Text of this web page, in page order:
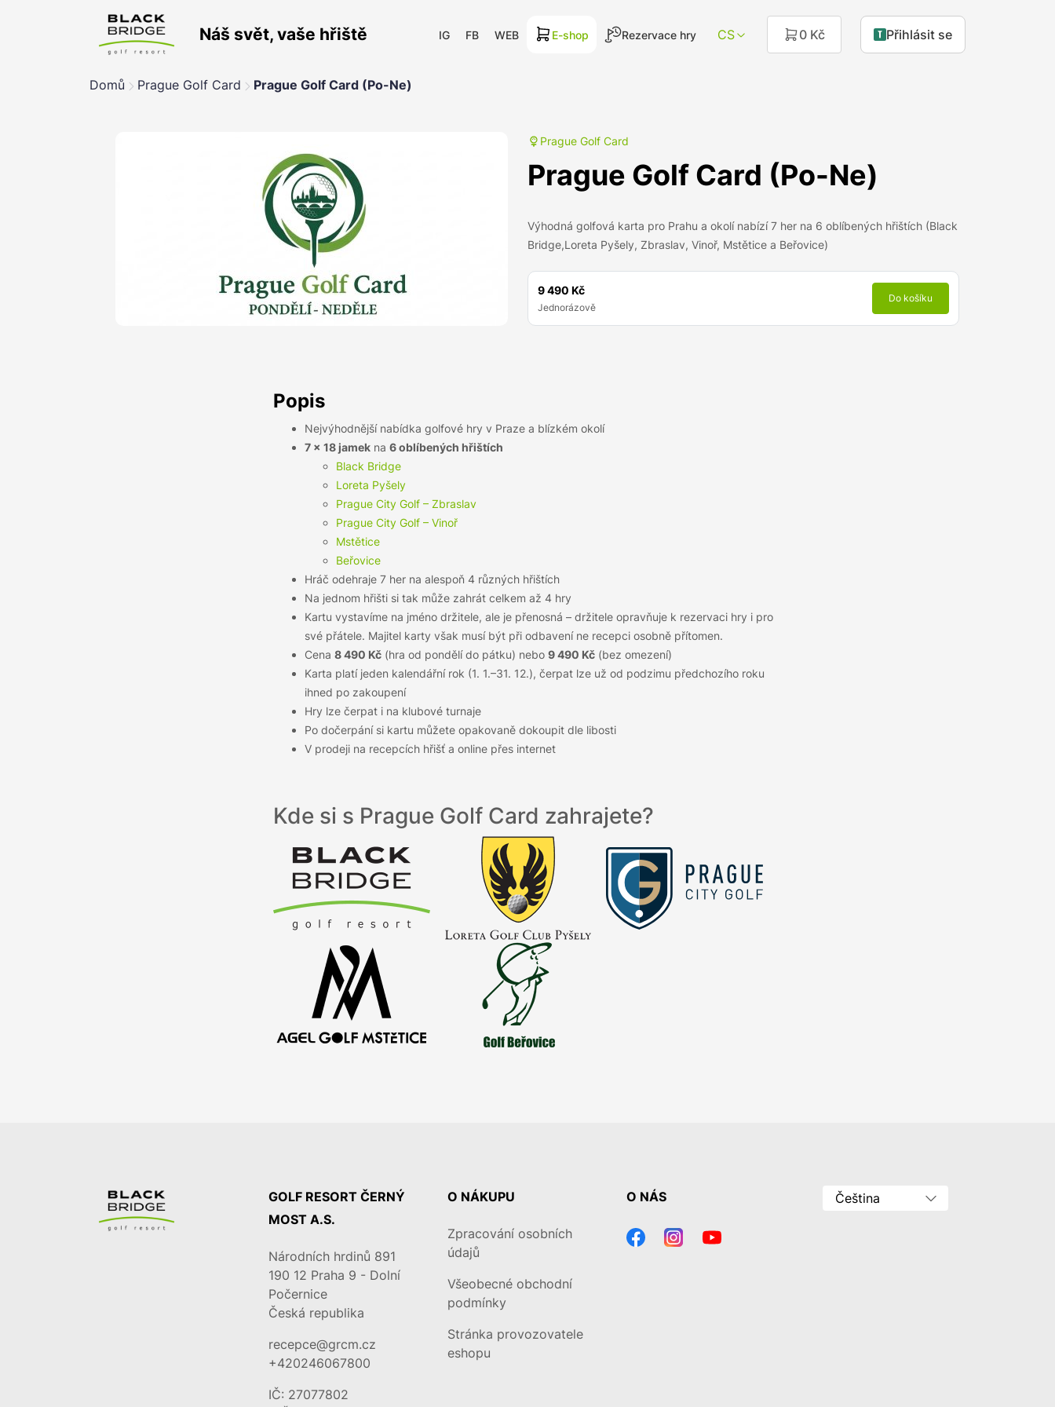
Náš svět, vaše hřiště IG FB WEB E-shop Rezervace hry CS 0 Kč Přihlásit se
Domů Prague Golf Card Prague Golf Card (Po-Ne)
Prague Golf Card
Prague Golf Card (Po-Ne)
Výhodná golfová karta pro Prahu a okolí nabízí 7 her na 6 oblíbených hřištích (Black
Bridge,Loreta Pyšely, Zbraslav, Vinoř, Mstětice a Beřovice)
9 490 Kč
Jednorázově
Do košíku
Popis
Nejvýhodnější nabídka golfové hry v Praze a blízkém okolí
7 × 18 jamek na 6 oblíbených hřištích
Black Bridge
Loreta Pyšely
Prague City Golf – Zbraslav
Prague City Golf – Vinoř
Mstětice
Beřovice
Hráč odehraje 7 her na alespoň 4 různých hřištích
Na jednom hřišti si tak může zahrát celkem až 4 hry
Kartu vystavíme na jméno držitele, ale je přenosná – držitele opravňuje k rezervaci hry i pro
své přátele. Majitel karty však musí být při odbavení ne recepci osobně přítomen.
Cena 8 490 Kč (hra od pondělí do pátku) nebo 9 490 Kč (bez omezení)
Karta platí jeden kalendářní rok (1. 1.–31. 12.), čerpat lze už od podzimu předchozího roku
ihned po zakoupení
Hry lze čerpat i na klubové turnaje
Po dočerpání si kartu můžete opakovaně dokoupit dle libosti
V prodeji na recepcích hřišť a online přes internet
Kde si s Prague Golf Card zahrajete?
GOLF RESORT ČERNÝ
MOST A.S.
Národních hrdinů 891
190 12 Praha 9 - Dolní
Počernice
Česká republika
recepce@grcm.cz
+420246067800
IČ: 27077802
O NÁKUPU
Zpracování osobních
údajů
Všeobecné obchodní
podmínky
Stránka provozovatele
eshopu
O NÁS